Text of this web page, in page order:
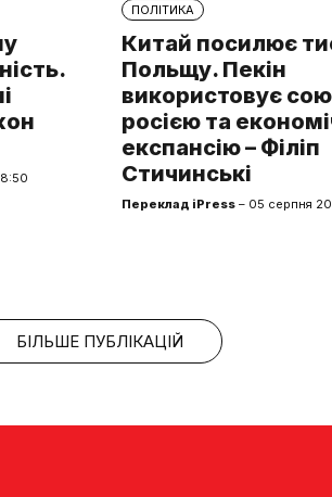
ПОЛІТИКА
Китай посилює
Польщу. Пекін
використовує
росією та
експансію – Філіп
Стичинські
Переклад iPress – 05 серпня
БІЛЬШЕ ПУБЛІКАЦІЙ